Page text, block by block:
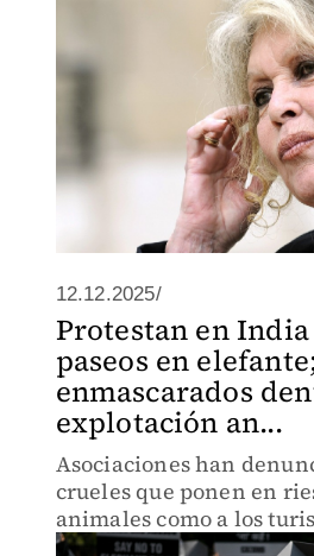
12.12.2025/
Protestan en
paseos en
enmascarados
explotación an...
Asociaciones han
crueles que ponen en
animales como a los